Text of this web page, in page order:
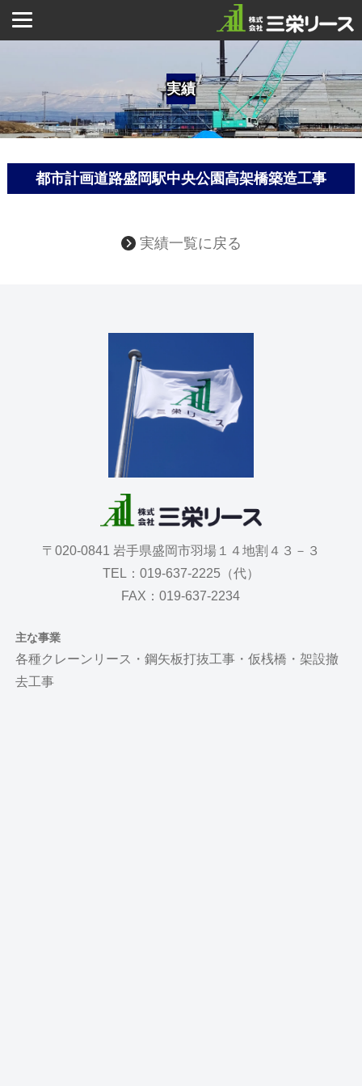
実績
都市計画道路盛岡駅中央公園高架橋築造工事
実績一覧に戻る
〒020-0841 岩手県盛岡市羽場１４地割４３－３
TEL：019-637-2225（代）
FAX：019-637-2234
主な事業
各種クレーンリース・鋼矢板打抜工事・仮桟橋・架設撤
去工事